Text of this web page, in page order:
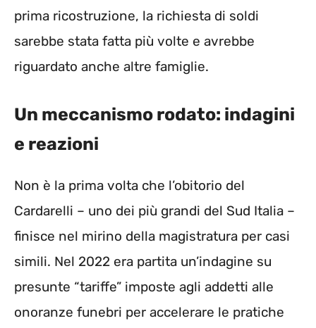
prima ricostruzione, la richiesta di soldi
sarebbe stata fatta più volte e avrebbe
riguardato anche altre famiglie.
Un meccanismo rodato: indagini
e reazioni
Non è la prima volta che l’obitorio del
Cardarelli – uno dei più grandi del Sud Italia –
finisce nel mirino della magistratura per casi
simili. Nel 2022 era partita un’indagine su
presunte “tariffe” imposte agli addetti alle
onoranze funebri per accelerare le pratiche